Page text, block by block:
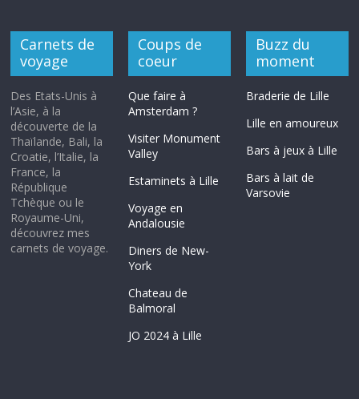
Carnets de
voyage
Des Etats-Unis à
l’Asie, à la
découverte de la
Thaïlande, Bali, la
Croatie, l’Italie, la
France, la
République
Tchèque ou le
Royaume-Uni,
découvrez mes
carnets de voyage.
Coups de
coeur
Que faire à
Amsterdam ?
Visiter Monument
Valley
Estaminets à Lille
Voyage en
Andalousie
Diners de New-
York
Chateau de
Balmoral
JO 2024 à Lille
Buzz du
moment
Braderie de Lille
Lille en amoureux
Bars à jeux à Lille
Bars à lait de
Varsovie